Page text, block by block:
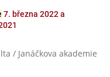
7. března 2022 a
/ Janáčkova akademie